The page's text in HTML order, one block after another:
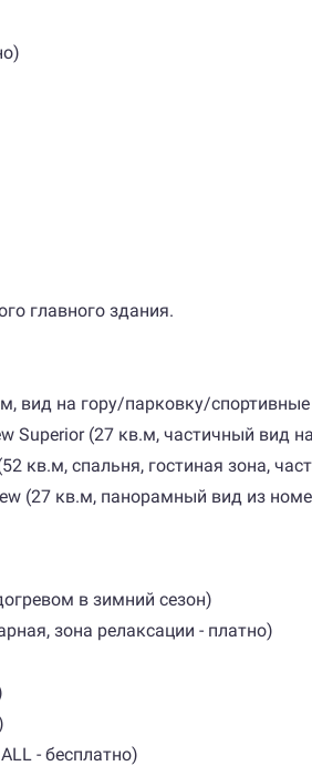
главного здания.
вид на гору/парковку/
Superior (27 кв.м, частичный вид
кв.м, спальня, гостиная зона,
(27 кв.м, панорамный вид из
в зимний сезон)
зона релаксации - платно)
- бесплатно)